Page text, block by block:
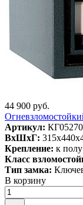
44 900 руб.
Артикул:
ВxШxГ:
Крепление: к полу
Класс
Тип замка:
В корзину